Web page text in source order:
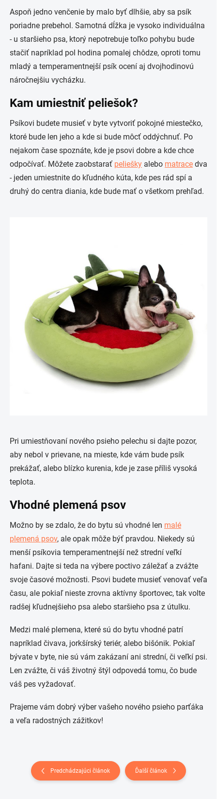
Aspoň jedno venčenie by malo byť dlhšie, aby sa psík
poriadne prebehol. Samotná dĺžka je vysoko individuálna
- u staršieho psa, ktorý nepotrebuje toľko pohybu bude
stačiť napríklad pol hodina pomalej chôdze, oproti tomu
mladý a temperamentnejší psík ocení aj dvojhodinovú
náročnejšiu vycházku.
Kam umiestniť peliešok?
Psíkovi budete musieť v byte vytvoriť pokojné miestečko,
ktoré bude len jeho a kde si bude môcť oddýchnuť. Po
nejakom čase spoznáte, kde je psovi dobre a kde chce
odpočívať. Môžete zaobstarať peliešky alebo matrace dva
- jeden umiestnite do kľudného kúta, kde pes rád spí a
druhý do centra diania, kde bude mať o všetkom prehľad.
Pri umiestňovaní nového psieho pelechu si dajte pozor,
aby nebol v prievane, na mieste, kde vám bude psík
prekážať, alebo blízko kurenia, kde je zase příliš vysoká
teplota.
Vhodné plemená psov
Možno by se zdalo, že do bytu sú vhodné len malé
plemená psov, ale opak môže býť pravdou. Niekedy sú
menší psíkovia temperamentnejší než strední veľkí
hafani. Dajte si teda na výbere poctivo záležať a zvážte
svoje časové možnosti. Psovi budete musieť venovať veľa
času, ale pokiaľ nieste zrovna aktívny športovec, tak volte
radšej kľudnejšieho psa alebo staršieho psa z útulku.
Medzi malé plemena, které sú do bytu vhodné patrí
napríklad čivava, jorkšírský teriér, alebo bišónik. Pokiaľ
bývate v byte, nie sú vám zakázaní ani strední, či veľkí psi.
Len zvážte, či váš životný štýl odpovedá tomu, čo bude
váš pes vyžadovať.
Prajeme vám dobrý výber vašeho nového psieho parťáka
a veľa radostných zážitkov!
Predchádzajúci článok Ďalší článok